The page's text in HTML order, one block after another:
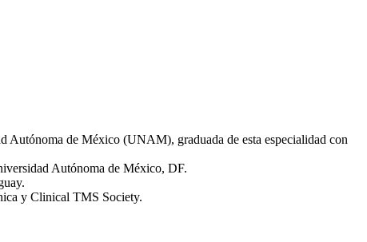
de México (UNAM), graduada de esta especialidad con
Autónoma de México, DF.
y Clinical TMS Society.